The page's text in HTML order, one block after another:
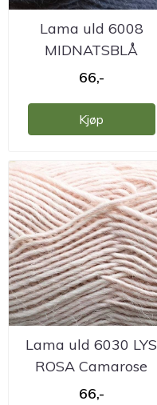
Lama uld 6008
MIDNATSBLÅ
Camarose
66,-
Kjøp
Lama uld 6030 LYS
ROSA Camarose
66,-